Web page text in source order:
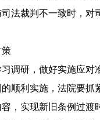
法裁判不一致时，
研，做好实施应对
利实施，法院要抓
，实现新旧条例过